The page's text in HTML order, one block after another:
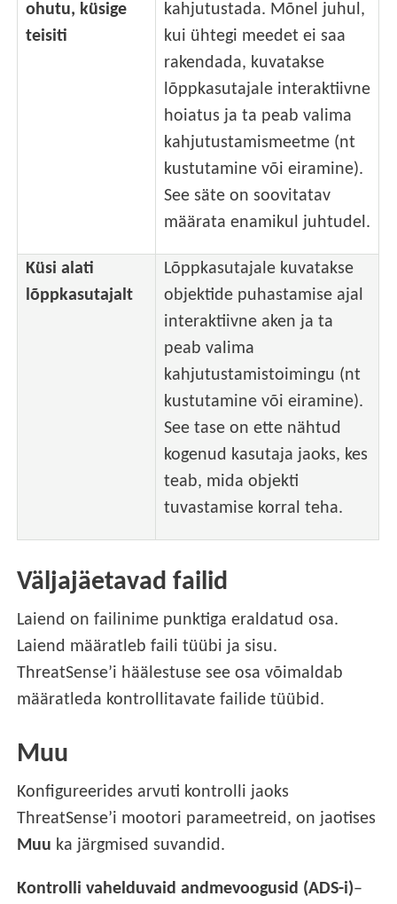
ohutu, küsige
teisiti
kahjutustada. Mõnel juhul,
kui ühtegi meedet ei saa
rakendada, kuvatakse
lõppkasutajale interaktiivne
hoiatus ja ta peab valima
kahjutustamismeetme (nt
kustutamine või eiramine).
See säte on soovitatav
määrata enamikul juhtudel.
Küsi alati
lõppkasutajalt
Lõppkasutajale kuvatakse
objektide puhastamise ajal
interaktiivne aken ja ta
peab valima
kahjutustamistoimingu (nt
kustutamine või eiramine).
See tase on ette nähtud
kogenud kasutaja jaoks, kes
teab, mida objekti
tuvastamise korral teha.
Väljajäetavad failid
Laiend on failinime punktiga eraldatud osa.
Laiend määratleb faili tüübi ja sisu.
ThreatSense’i häälestuse see osa võimaldab
määratleda kontrollitavate failide tüübid.
Muu
Konfigureerides arvuti kontrolli jaoks
ThreatSense’i mootori parameetreid, on jaotises
Muu ka järgmised suvandid.
Kontrolli vahelduvaid andmevoogusid (ADS-i)–